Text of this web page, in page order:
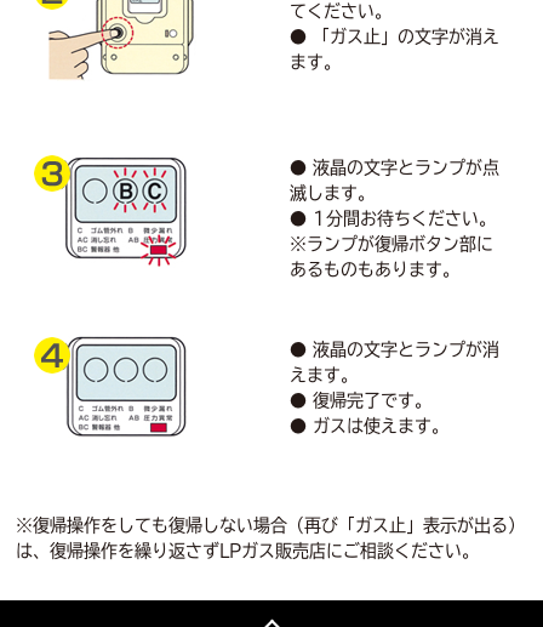
てください。
● 「ガス止」の文字が消え
ます。
● 液晶の文字とランプが点
滅します。
● 1分間お待ちください。
※ランプが復帰ボタン部に
あるものもあります。
● 液晶の文字とランプが消
えます。
● 復帰完了です。
● ガスは使えます。
※復帰操作をしても復帰しない場合（再び「ガス止」表示が出る）
は、復帰操作を繰り返さずLPガス販売店にご相談ください。